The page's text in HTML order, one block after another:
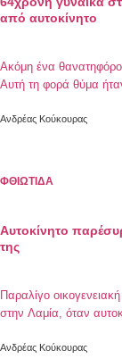
από αυτοκίνητο
Ακόμη ένα θανατηφόρο
Αυτή τη φορά θύμα
στο χωριό Καστράκι
τραγικό […]
Ανδρέας Κούκουρας
ΦΘΙΩΤΙΔΑ
Αυτοκίνητο
της
Παραλίγο
στην Λαμία, όταν
διακομίστηκαν στο
Ανδρέας Κούκουρας